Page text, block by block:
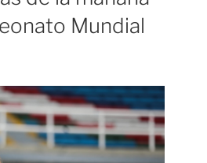
Mundial